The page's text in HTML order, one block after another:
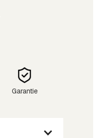
Garantie